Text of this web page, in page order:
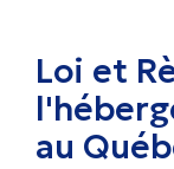
Loi et
au